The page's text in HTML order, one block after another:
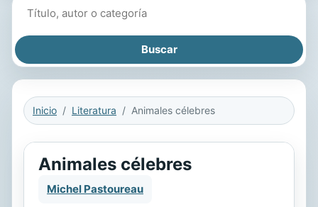
Inicio Literatura Animales célebres
Animales célebres
Michel Pastoureau